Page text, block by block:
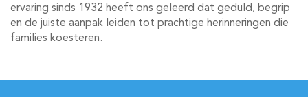
ervaring sinds 1932 heeft ons geleerd dat geduld, begrip
en de juiste aanpak leiden tot prachtige herinneringen die
families koesteren.